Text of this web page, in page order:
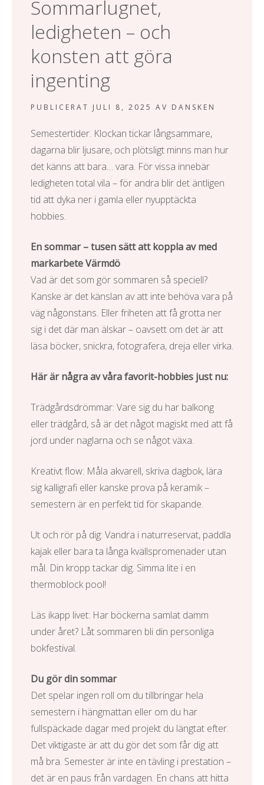
Sommarlugnet,
ledigheten – och
konsten att göra
ingenting
PUBLICERAT JULI 8, 2025 AV DANSKEN
Semestertider. Klockan tickar långsammare,
dagarna blir ljusare, och plötsligt minns man hur
det känns att bara… vara. För vissa innebär
ledigheten total vila – för andra blir det äntligen
tid att dyka ner i gamla eller nyupptäckta
hobbies.
En sommar – tusen sätt att koppla av med
markarbete Värmdö
Vad är det som gör sommaren så speciell?
Kanske är det känslan av att inte behöva vara på
väg någonstans. Eller friheten att få grotta ner
sig i det där man älskar – oavsett om det är att
läsa böcker, snickra, fotografera, dreja eller virka.
Här är några av våra favorit-hobbies just nu:
Trädgårdsdrömmar: Vare sig du har balkong
eller trädgård, så är det något magiskt med att få
jord under naglarna och se något växa.
Kreativt flow: Måla akvarell, skriva dagbok, lära
sig kalligrafi eller kanske prova på keramik –
semestern är en perfekt tid för skapande.
Ut och rör på dig: Vandra i naturreservat, paddla
kajak eller bara ta långa kvällspromenader utan
mål. Din kropp tackar dig. Simma lite i en
thermoblock pool!
Läs ikapp livet: Har böckerna samlat damm
under året? Låt sommaren bli din personliga
bokfestival.
Du gör din sommar
Det spelar ingen roll om du tillbringar hela
semestern i hängmattan eller om du har
fullspäckade dagar med projekt du längtat efter.
Det viktigaste är att du gör det som får dig att
må bra. Semester är inte en tävling i prestation –
det är en paus från vardagen. En chans att hitta